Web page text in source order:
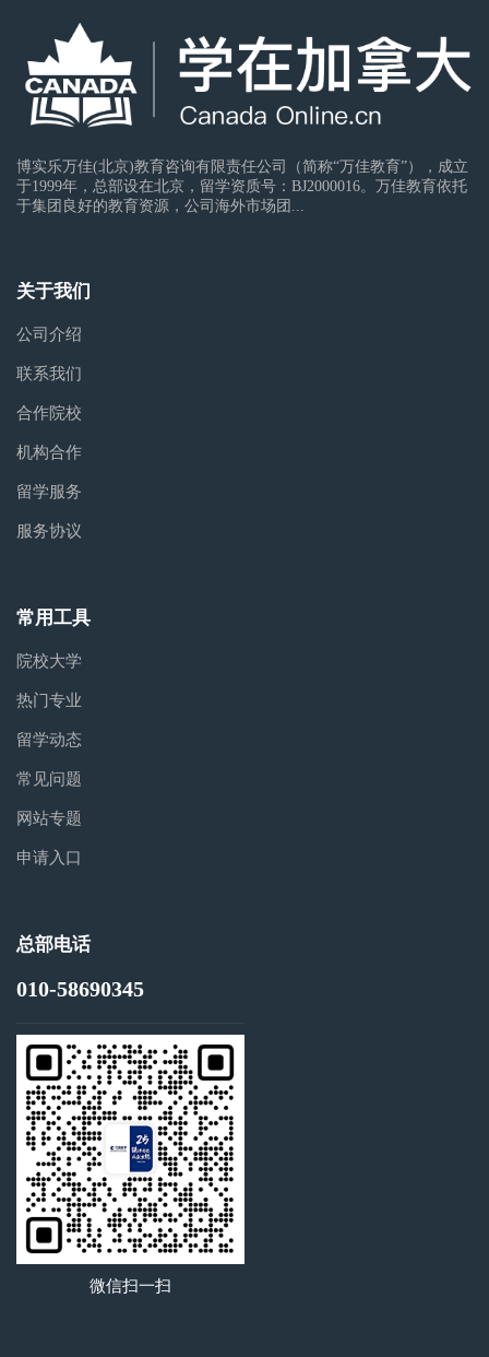
博实乐万佳(北京)教育咨询有限责任公司（简称“万佳教育”），成立
于1999年，总部设在北京，留学资质号：BJ2000016。万佳教育依托
于集团良好的教育资源，公司海外市场团...
关于我们
公司介绍
联系我们
合作院校
机构合作
留学服务
服务协议
常用工具
院校大学
热门专业
留学动态
常见问题
网站专题
申请入口
总部电话
010-58690345
微信扫一扫